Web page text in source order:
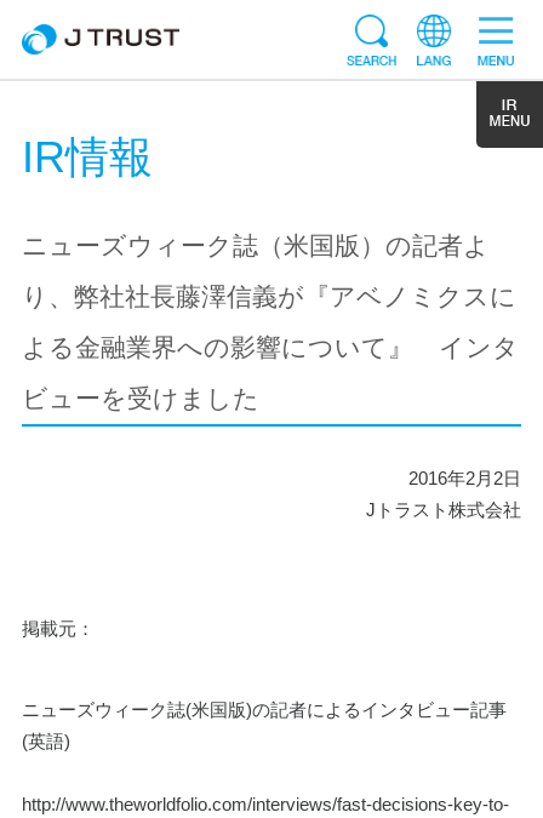
IR情報
ニューズウィーク誌（米国版）の記者よ
り、弊社社長藤澤信義が『アベノミクスに
よる金融業界への影響について』 インタ
ビューを受けました
2016年2月2日
Jトラスト株式会社
掲載元：
ニューズウィーク誌(米国版)の記者によるインタビュー記事
(英語)
http://www.theworldfolio.com/interviews/fast-decisions-key-to-